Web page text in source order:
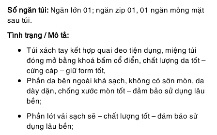
Số ngăn túi: Ngăn lớn 01; ngăn zip 01, 01 ngăn mỏng mặt
sau túi.
Tình trạng / Mô tả:
Túi xách tay kết hợp quai đeo tiện dụng, miệng túi
đóng mở bằng khoá bấm cổ điển, chất lượng da tốt –
cứng cáp – giữ form tốt,
Phần da bên ngoài khá sạch, không có sờn mòn, da
dày dặn, chống xước mòn tốt – đảm bảo sử dụng lâu
bền;
Phần lót vải sạch sẽ – chất lượng tốt – đảm bảo sử
dụng lâu bền;